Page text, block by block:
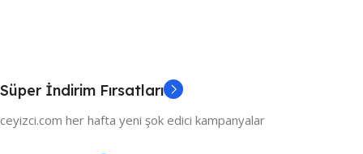
Süper İndirim Fırsatları
ceyizci.com her hafta yeni şok edici kampanyalar